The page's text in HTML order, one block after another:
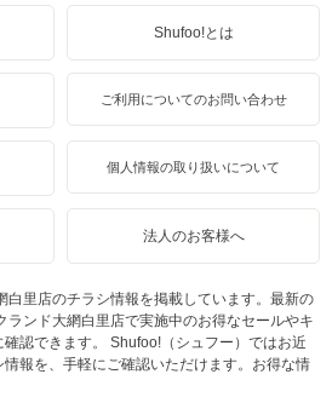
Shufoo!とは
ご利用についてのお問い合わせ
個人情報の取り扱いについて
法人のお客様へ
白里店のチラシ情報を掲載しています。最新の
ランド大網白里店で実施中のお得なセールやキ
認できます。 Shufoo!（シュフー）ではお近
報を、手軽にご確認いただけます。お得な情